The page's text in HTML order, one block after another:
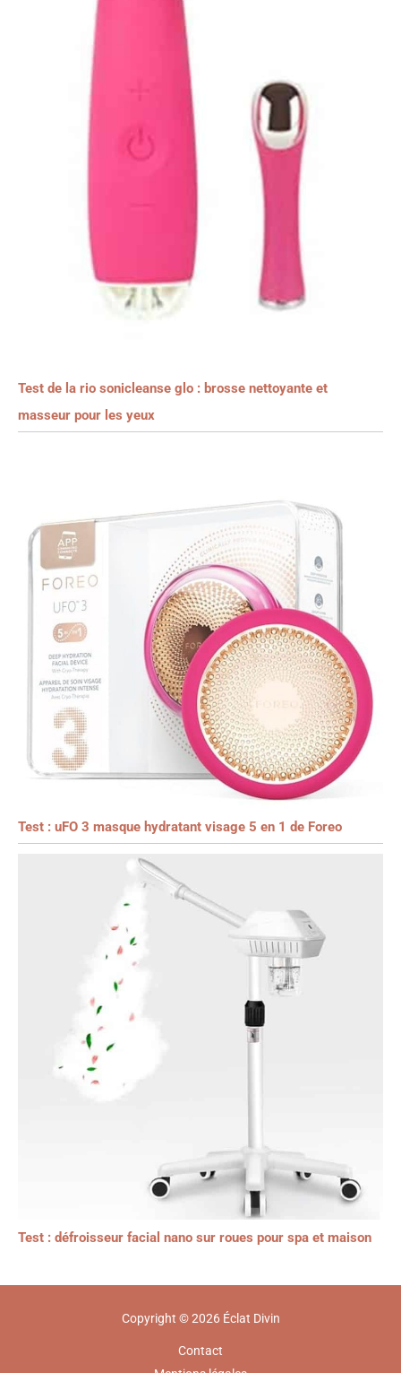
Test de la rio sonicleanse glo : brosse nettoyante et
masseur pour les yeux
Test : uFO 3 masque hydratant visage 5 en 1 de Foreo
Test : défroisseur facial nano sur roues pour spa et maison
Copyright © 2026 Éclat Divin
Contact